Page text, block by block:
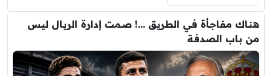
هناك مفاجأة في الطريق …! صمت إدارة الريال ليس
من باب الصدفة